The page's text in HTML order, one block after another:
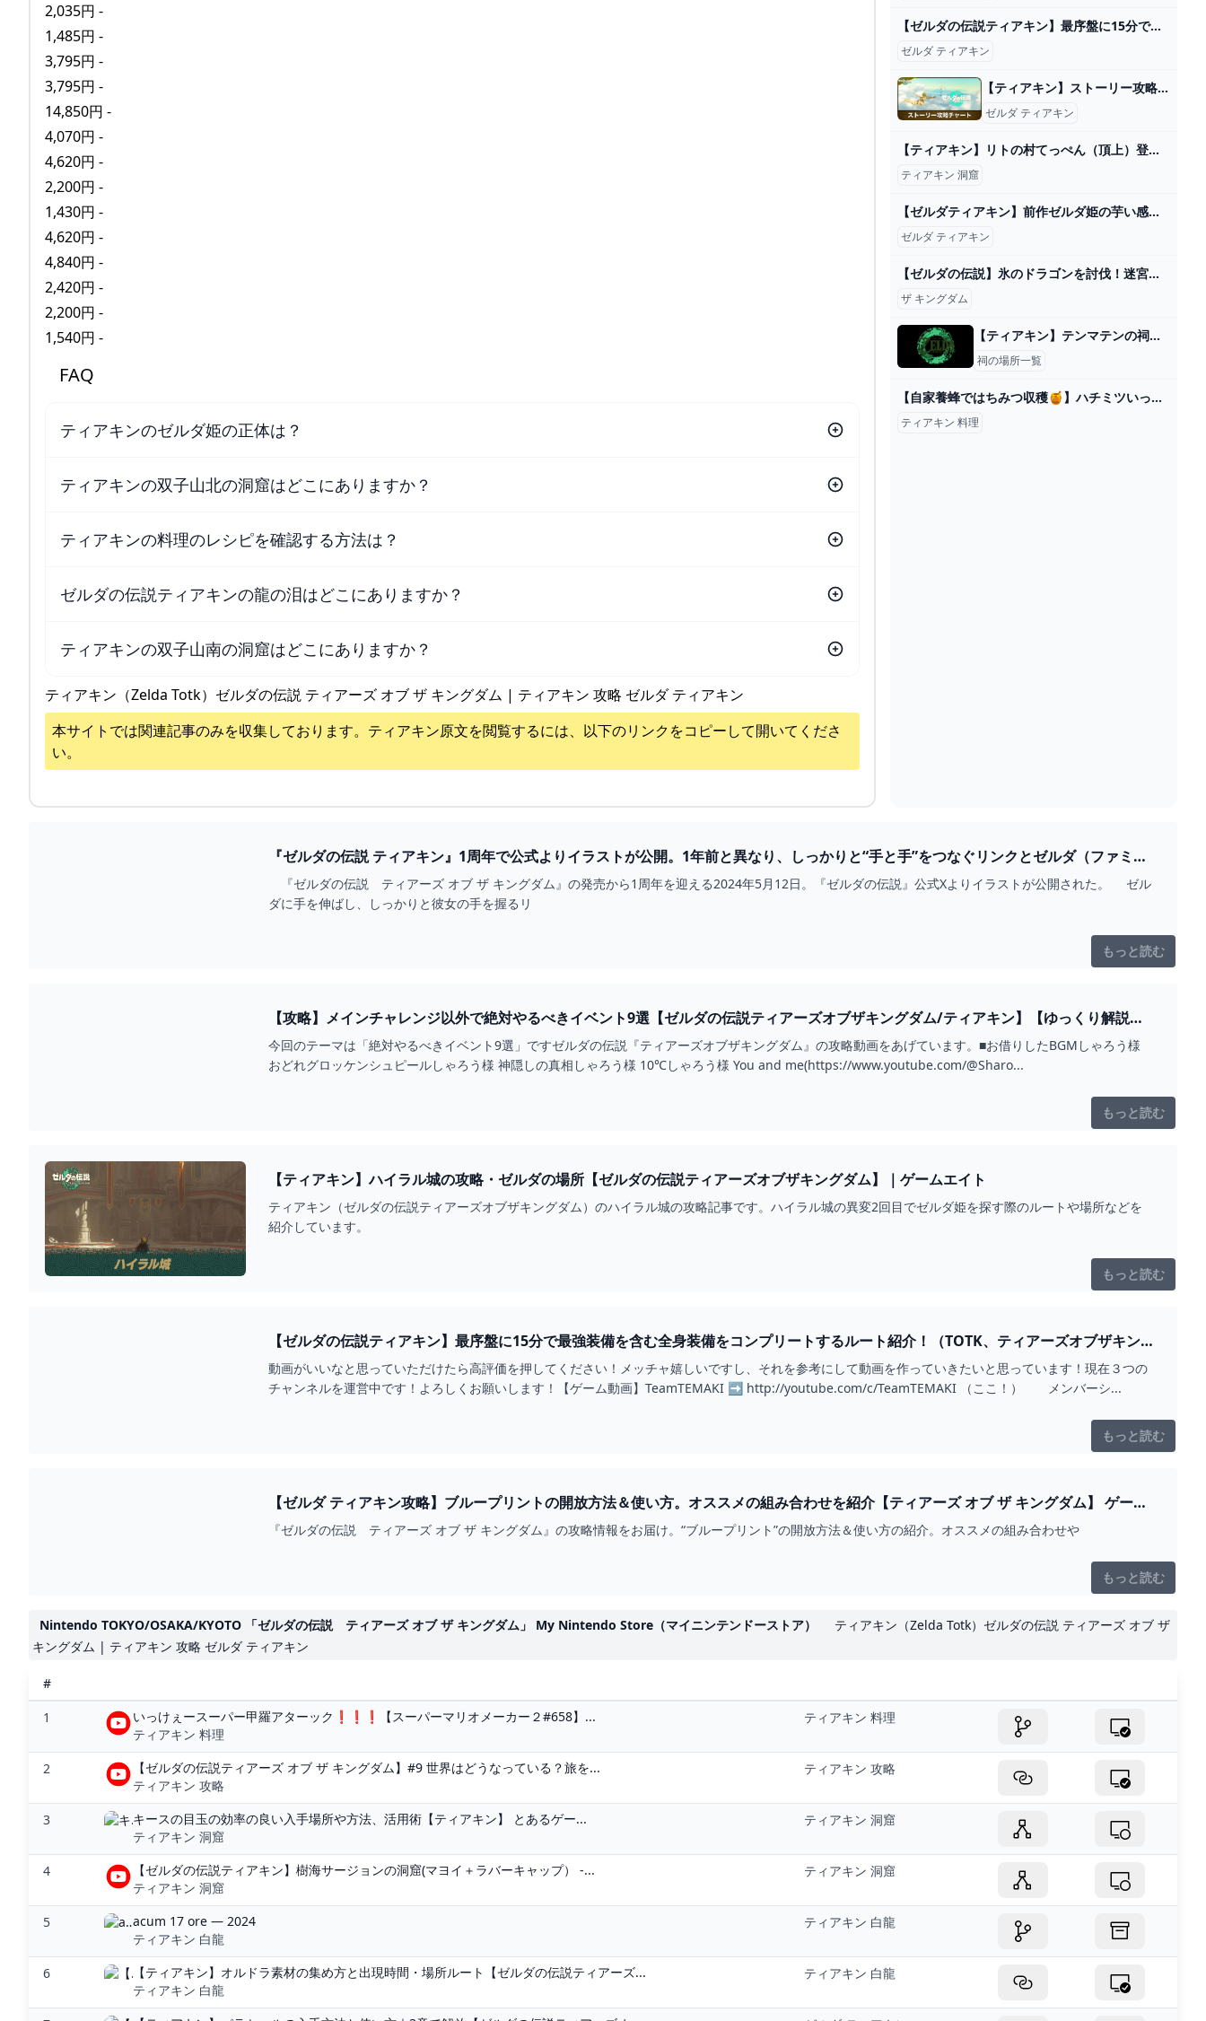
2,035円 -
1,485円 -
3,795円 -
3,795円 -
14,850円 -
4,070円 -
4,620円 -
2,200円 -
1,430円 -
4,620円 -
4,840円 -
2,420円 -
2,200円 -
1,540円 -
FAQ
ティアキンのゼルダ姫の正体は？
ティアキンの双子山北の洞窟はどこにありますか？
ティアキンの料理のレシピを確認する方法は？
ゼルダの伝説ティアキンの龍の泪はどこにありますか？
ティアキンの双子山南の洞窟はどこにありますか？
ティアキン（Zelda Totk）ゼルダの伝説 ティアーズ オブ ザ キングダム | ティアキン 攻略 ゼルダ ティアキン
本サイトでは関連記事のみを収集しております。 ティアキン原文を閲覧するには、以下のリンクをコピーして開いてくださ
い。
【ゼルダの伝説ティアキン】最序盤に15分で最強装備を含む全身装備をコンプリートするルート紹介！（TotK、ティアーズオブザキングダム） - YouTube
ゼルダ ティアキン
【ティアキン】ストーリー攻略チャートとおすすめ順番【ゼルダの伝説ティアーズオブザキングダム】 - アルテマ
ゼルダ ティアキン
【ティアキン】リトの村てっぺん（頂上）登り方！白い鳥と洞窟の場所
ティアキン 洞窟
【ゼルダティアキン】前作ゼルダ姫の芋い感じも魅力的だった。 – ゲーム攻略のかけら
ゼルダ ティアキン
【ゼルダの伝説】氷のドラゴンを討伐！迷宮をクリアするぞ！ #64【ティアーズ オブ ザ キングダム】 - YouTube
ザ キングダム
【ティアキン】テンマテンの祠の行き方と宝箱｜ラウルの祝福【ゼルダの伝説ティアーズオブザキングダム】
祠の場所一覧
【自家養蜂ではちみつ収穫🍯】ハチミツいっぱい食べよぉ【ゆっくり実況】 - YouTube
ティアキン 料理
『ゼルダの伝説 ティアキン』1周年で公式よりイラストが公開。1年前と異なり、しっかりと“手と手”をつなぐリンクとゼルダ（ファミ
通.COM） - YAHOO!ニュース
『ゼルダの伝説 ティアーズ オブ ザ キングダム』の発売から1周年を迎える2024年5月12日。『ゼルダの伝説』公式Xよりイラストが公開された。 ゼル
ダに手を伸ばし、しっかりと彼女の手を握るリ
もっと読む
【攻略】メインチャレンジ以外で絶対やるべきイベント9選【ゼルダの伝説ティアーズオブザキングダム/ティアキン】【ゆっくり解説】 -
YOUTUBE
今回のテーマは「絶対やるべきイベント9選」ですゼルダの伝説『ティアーズオブザキングダム』の攻略動画をあげています。■お借りしたBGMしゃろう様
おどれグロッケンシュピールしゃろう様 神隠しの真相しゃろう様 10℃しゃろう様 You and me(https://www.youtube.com/@Sharo...
もっと読む
【ティアキン】ハイラル城の攻略・ゼルダの場所【ゼルダの伝説ティアーズオブザキングダム】｜ゲームエイト
ティアキン（ゼルダの伝説ティアーズオブザキングダム）のハイラル城の攻略記事です。ハイラル城の異変2回目でゼルダ姫を探す際のルートや場所などを
紹介しています。
もっと読む
【ゼルダの伝説ティアキン】最序盤に15分で最強装備を含む全身装備をコンプリートするルート紹介！（TOTK、ティアーズオブザキン
グダム） - YOUTUBE
動画がいいなと思っていただけたら高評価を押してください！メッチャ嬉しいですし、それを参考にして動画を作っていきたいと思っています！現在３つの
チャンネルを運営中です！よろしくお願いします！【ゲーム動画】TeamTEMAKI ➡ http://youtube.com/c/TeamTEMAKI （ここ！） メンバーシ...
もっと読む
【ゼルダ ティアキン攻略】ブループリントの開放方法＆使い方。オススメの組み合わせを紹介【ティアーズ オブ ザ キングダム】 ゲー
ム・エンタメ最新情報のファミ通.COM
『ゼルダの伝説 ティアーズ オブ ザ キングダム』の攻略情報をお届け。“ブループリント”の開放方法＆使い方の紹介。オススメの組み合わせや
もっと読む
Nintendo TOKYO/OSAKA/KYOTO 「ゼルダの伝説 ティアーズ オブ ザ キングダム」 My Nintendo Store（マイニンテンドーストア）
ティアキン（Zelda Totk）ゼルダの伝説 ティアーズ オブ ザ
キングダム | ティアキン 攻略 ゼルダ ティアキン
#
1
いっけぇースーパー甲羅アターック❗️❗️❗️【スーパーマリオメーカー２#658】...
ティアキン 料理
ティアキン 料理
2
【ゼルダの伝説ティアーズ オブ ザ キングダム】#9 世界はどうなっている？旅を...
ティアキン 攻略
ティアキン 攻略
3
キースの目玉の効率の良い入手場所や方法、活用術【ティアキン】 とあるゲー...
ティアキン 洞窟
ティアキン 洞窟
4
【ゼルダの伝説ティアキン】樹海サージョンの洞窟(マヨイ＋ラバーキャップ） -...
ティアキン 洞窟
ティアキン 洞窟
5
acum 17 ore — 2024
ティアキン 白龍
ティアキン 白龍
6
【ティアキン】オルドラ素材の集め方と出現時間・場所ルート【ゼルダの伝説ティアーズ...
ティアキン 白龍
ティアキン 白龍